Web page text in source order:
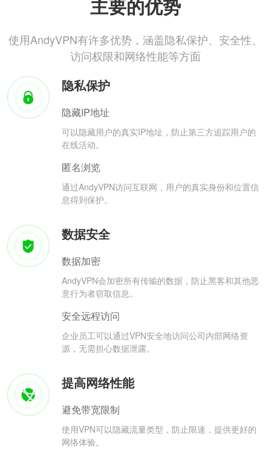
主要的优势
使用AndyVPN有许多优势，涵盖隐私保护、安全性、
访问权限和网络性能等方面
隐私保护
隐藏IP地址
可以隐藏用户的真实IP地址，防止第三方追踪用户的
在线活动。
匿名浏览
通过AndyVPN访问互联网，用户的真实身份和位置信
息得到保护。
数据安全
数据加密
AndyVPN会加密所有传输的数据，防止黑客和其他恶
意行为者窃取信息。
安全远程访问
企业员工可以通过VPN安全地访问公司内部网络资
源，无需担心数据泄露。
提高网络性能
避免带宽限制
使用VPN可以隐藏流量类型，防止限速，提供更好的
网络体验。